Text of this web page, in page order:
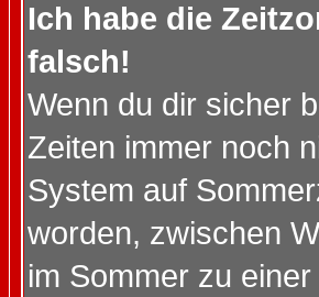
Ich habe die
falsch!
Wenn du dir sicher
Zeiten immer noch
System auf
worden, zwischen
im Sommer zu